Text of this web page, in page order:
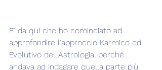
E' da qui che ho cominciato ad
approfondire l'approccio Karmico ed
Evolutivo dell'Astrologia, perché
andava ad indagare quella parte più